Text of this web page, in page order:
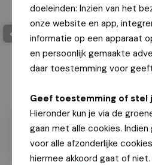
doeleinden: Inzien van het
onze website en app,
informatie op een apparaat
en persoonlijk gemaakte
daar toestemming voor
Geef toestemming of stel
Hieronder kun je via de
gaan met alle cookies.
voor alle afzonderlijke
hiermee akkoord gaat of